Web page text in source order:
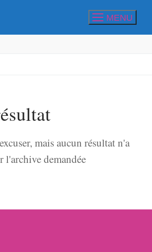
MENU
mais aucun résultat n'a
l'archive demandée